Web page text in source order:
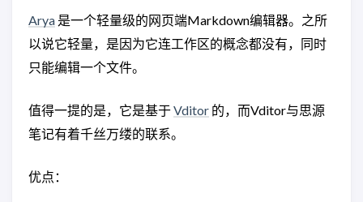
Arya 是一个轻量级的网页端Markdown编辑器。之所
以说它轻量，是因为它连工作区的概念都没有，同时
只能编辑一个文件。
值得一提的是，它是基于Vditor 的，而Vditor与思源
笔记有着千丝万缕的联系。
优点：